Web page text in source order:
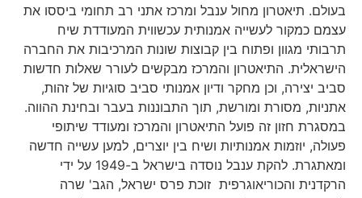
בעולם. תיאטרון מחול ענבל ומרכז אתני רב תחומי ביססו את
עצמם כמקור לעשייה אמנותית עכשווית המעודדת שיח
תרבותי מגוון ופתוח בין קבוצות שונות המרכיבות את החברה
הישראלית. התיאטרון והמרכז מבקשים לעורר שאלות חדשות
סביב יצירה, וכן מחקר ודיון אמנותי סביב סוגיות של זהות,
אתניות, מסורת ומורשת, תוך התבוננות בעבר ובחינת ההווה.
במסגרת חזון זה פועל התיאטרון והמרכז ומעודד שיתופי
פעולה, יוזמות אמנותיות ושיח בין יוצרים, למען עשייה חדשה
ומאתגרת. להקת ענבל נוסדה בישראל ב-1949 על ידי
הרקדנית והכוריאוגרפית זוכת פרס ישראל, הגב' שרה